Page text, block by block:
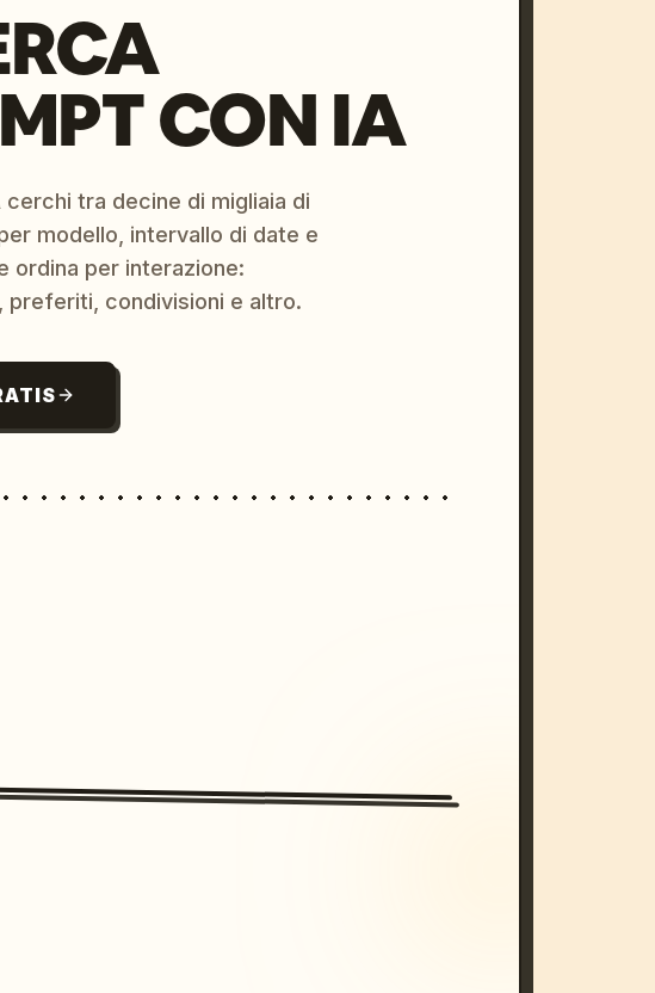
CON IA
tra decine di migliaia di
modello, intervallo di date e
ordina per interazione:
preferiti, condivisioni e altro.